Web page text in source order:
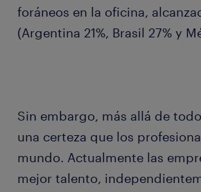
foráneos en la oficina,
(Argentina 21%, Brasil 27% y
Sin embargo, más allá de
una certeza que los
mundo. Actualmente las
mejor talento,